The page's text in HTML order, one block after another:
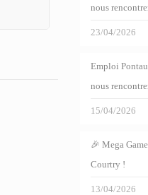
nous
23/04/2026
Emploi
nous
15/04/2026
🎉 Mega
Courtry !
13/04/2026